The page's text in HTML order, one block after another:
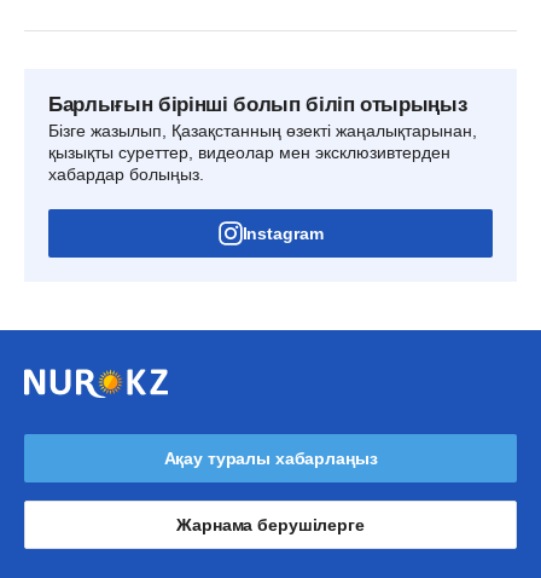
Барлығын бірінші болып біліп отырыңыз
Бізге жазылып, Қазақстанның өзекті жаңалықтарынан,
қызықты суреттер, видеолар мен эксклюзивтерден
хабардар болыңыз.
Instagram
Ақау туралы хабарлаңыз
Жарнама берушілерге